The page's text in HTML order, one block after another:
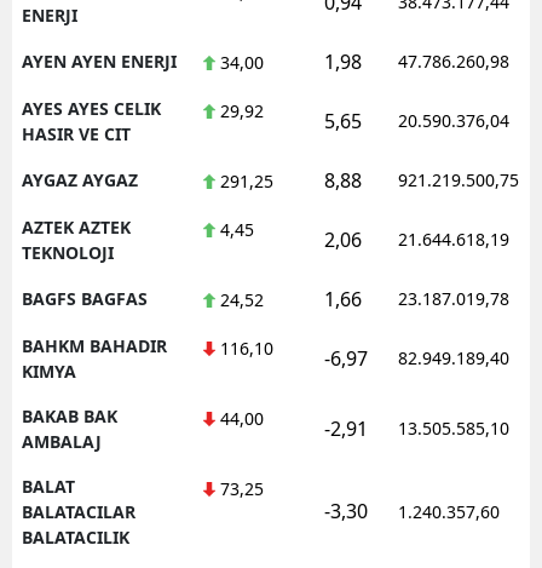
ENERJI
AYEN AYEN ENERJI 34,00 1,98 47.786.260,98
AYES AYES CELIK
HASIR VE CIT
29,92 5,65 20.590.376,04
AYGAZ AYGAZ 291,25 8,88 921.219.500,75
AZTEK AZTEK
TEKNOLOJI
4,45 2,06 21.644.618,19
BAGFS BAGFAS 24,52 1,66 23.187.019,78
BAHKM BAHADIR
KIMYA
116,10 -6,97 82.949.189,40
BAKAB BAK
AMBALAJ
44,00 -2,91 13.505.585,10
BALAT
BALATACILAR
BALATACILIK
73,25
-3,30 1.240.357,60